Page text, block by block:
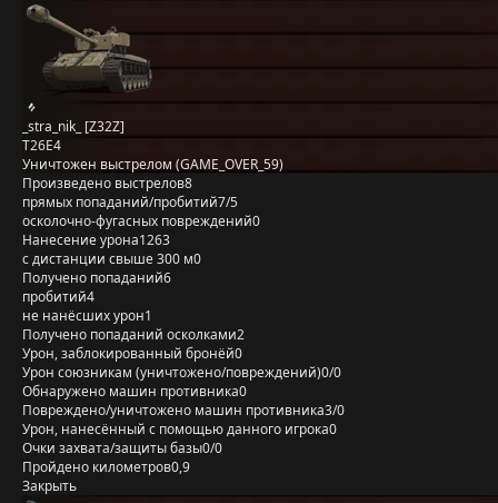
_stra_nik_ [Z32Z]
T26E4
Уничтожен выстрелом (GAME_OVER_59)
Произведено выстрелов8
прямых попаданий/пробитий7/5
осколочно-фугасных повреждений0
Нанесение урона1263
с дистанции свыше 300 м0
Получено попаданий6
пробитий4
не нанёсших урон1
Получено попаданий осколками2
Урон, заблокированный бронёй0
Урон союзникам (уничтожено/повреждений)0/0
Обнаружено машин противника0
Повреждено/уничтожено машин противника3/0
Урон, нанесённый с помощью данного игрока0
Очки захвата/защиты базы0/0
Пройдено километров0,9
Закрыть